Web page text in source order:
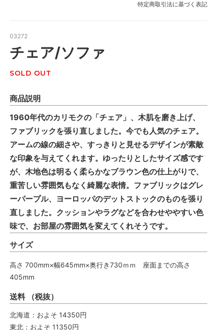
特定商取引法に基づく表記
03272
チェア/ソファ
SOLD OUT
商品説明
1960年代のカリモクの「チェア」、木肌を磨き上げ、
ファブリックを張り直しました。今でも人気のチェア。
アームの線の細さや、すっきりと見せるデザインが素敵
な印象を与えてくれます。ゆったりとしたサイズ感です
が、木地色は明るく柔らかなブラウン色の仕上がりで、
重苦しい雰囲気もなく綺麗な表情。ファブリックはグレ
ーパープル、ヨーロッパのデットストックのものを張り
直しました。クッションやラグなどを合わせややすい色
味で、お部屋の雰囲気を変えてくれそうです。
サイズ
高さ 700mm×幅645mm×奥行き730ｍｍ 座面までの高さ
405mm
送料 （税抜）
北海道：およそ 14350円
東北：およそ 11350円